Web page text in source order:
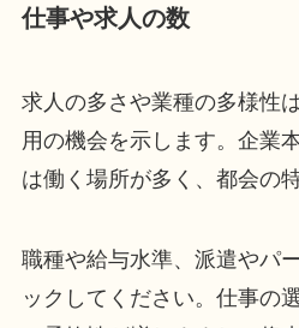
仕事や求人の数
求人の多さや業種の多様性
用の機会を示します。企業
は働く場所が多く、都会の
職種や給与水準、派遣やパ
ックしてください。仕事の